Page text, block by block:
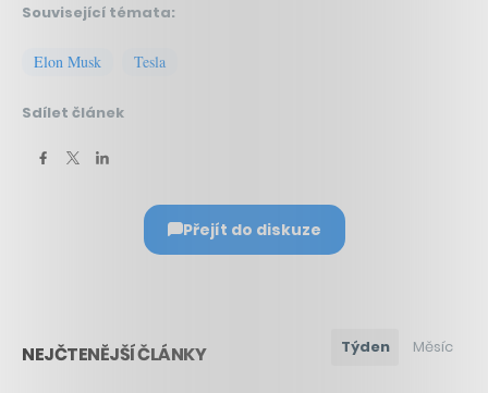
Související témata:
Elon Musk Tesla
Sdílet článek
Přejít do diskuze
NEJČTENĚJŠÍ ČLÁNKY Týden Měsíc